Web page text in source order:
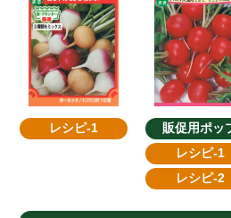
レシピ-1
販促用ポッ
レシピ-1
レシピ-2